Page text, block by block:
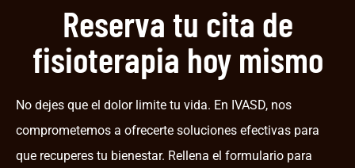
Reserva tu cita de
fisioterapia hoy mismo
No dejes que el dolor limite tu vida. En IVASD, nos
comprometemos a ofrecerte soluciones efectivas para
que recuperes tu bienestar. Rellena el formulario para